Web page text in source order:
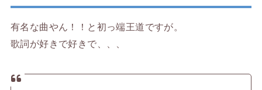
有名な曲やん！！と初っ端王道ですが。
歌詞が好きで好きで、、、